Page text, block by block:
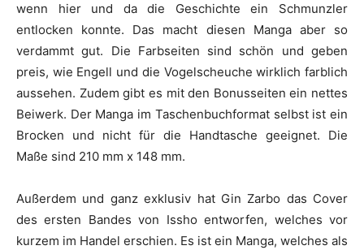
wenn hier und da die Geschichte ein Schmunzler
entlocken konnte. Das macht diesen Manga aber so
verdammt gut. Die Farbseiten sind schön und geben
preis, wie Engell und die Vogelscheuche wirklich farblich
aussehen. Zudem gibt es mit den Bonusseiten ein nettes
Beiwerk. Der Manga im Taschenbuchformat selbst ist ein
Brocken und nicht für die Handtasche geeignet. Die
Maße sind 210 mm x 148 mm.
Außerdem und ganz exklusiv hat Gin Zarbo das Cover
des ersten Bandes von Issho entworfen, welches vor
kurzem im Handel erschien. Es ist ein Manga, welches als